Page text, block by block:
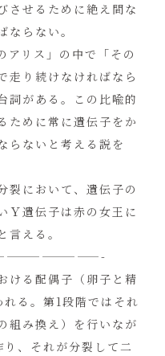
させるために絶え間な
ならない。
アリス」の中で「その
走り続けなければなら
詞がある。この比喩的
ために常に遺伝子をか
らないと考える説を
裂において、遺伝子の
Ｙ遺伝子は赤の女王に
言える。
ける配偶子（卵子と精
る。第1段階ではそれ
組み換え）を行いなが
、それが分裂して二